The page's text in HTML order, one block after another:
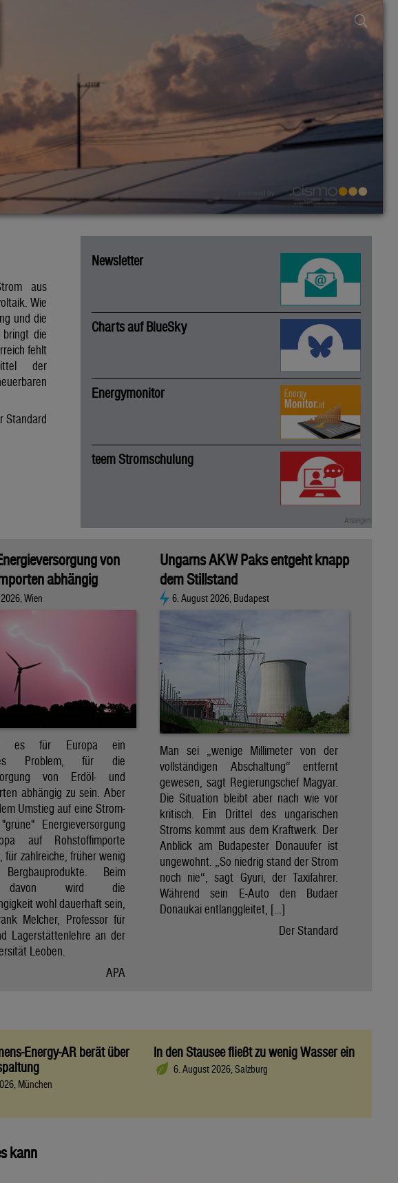
aus
Wie
und die
die
fehlt
der
Standard
Newsletter
Charts auf BlueSky
Energymonitor
teem Stromschulung
von
abhängig
Wien
es für Europa ein
Problem, für die
von Erdöl- und
abhängig zu sein. Aber
Umstieg auf eine Strom-
Energieversorgung
auf Rohstoffimporte
für zahlreiche, früher wenig
Beim
davon wird die
wohl dauerhaft sein,
Melcher, Professor für
Lagerstättenlehre an der
Leoben.
APA
Ungarns AKW Paks entgeht knapp
dem Stillstand
6. August 2026, Budapest
Man sei „wenige Millimeter von der
vollständigen Abschaltung“ entfernt
gewesen, sagt Regierungschef Magyar.
Die Situation bleibt aber nach wie vor
kritisch. Ein Drittel des ungarischen
Stroms kommt aus dem Kraftwerk. Der
Anblick am Budapester Donauufer ist
ungewohnt. „So niedrig stand der Strom
noch nie“, sagt Gyuri, der Taxifahrer.
Während sein E-Auto den Budaer
Donaukai entlanggleitet, […]
Der Standard
Energy-AR berät über
München
In den Stausee fließt zu wenig Wasser ein
6. August 2026, Salzburg
kann